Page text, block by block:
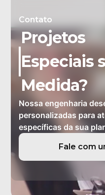
Contato
Projetos
Especiais
Medida?
Nossa engenharia
personalizadas para
específicas da sua
Fale com